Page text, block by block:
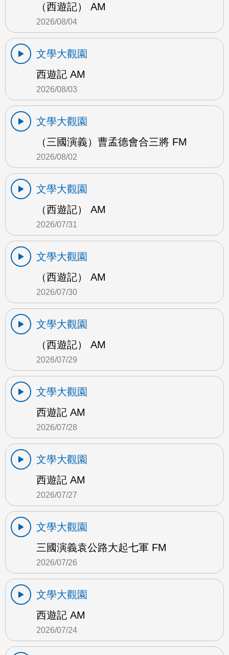
（西遊記） AM
2026/08/04
文學大觀園
西遊記 AM
2026/08/03
文學大觀園
（三國演義）曹孟德會合三將 FM
2026/08/02
文學大觀園
（西遊記） AM
2026/07/31
文學大觀園
（西遊記） AM
2026/07/30
文學大觀園
（西遊記） AM
2026/07/29
文學大觀園
西遊記 AM
2026/07/28
文學大觀園
西遊記 AM
2026/07/27
文學大觀園
三國演義袁公路大起七軍 FM
2026/07/26
文學大觀園
西遊記 AM
2026/07/24